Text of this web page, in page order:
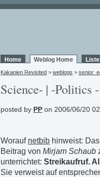
Home Weblog Home
Kakanien Revisited > weblogs >
Science- | -Politics
posted by PP on 2006/06/20
Worauf netbib hinweist:
Beitrag von Mirjam Schaub
unterrichtet: Streikaufruf.
Sie verweist auf